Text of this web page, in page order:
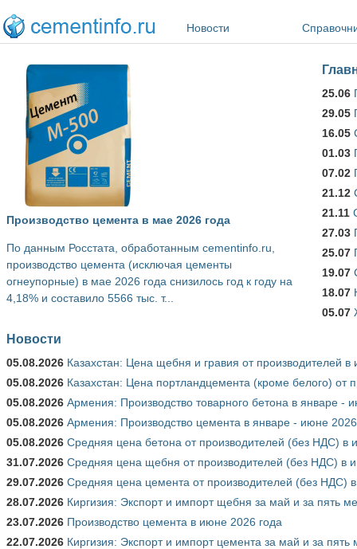
Новости
Производство цемента в мае 2026 года
По данным Росстата, обработанным cementinfo.ru,
производство цемента (исключая цементы
огнеупорные) в мае 2026 года снизилось год к году на
4,18% и составило 5566 тыс. т...
25.06
29.05
16.05
01.03
07.02
21.12
21.11
27.03
25.07
19.07
18.07
05.07
Новости
05.08.2026 Казахстан: Цена щебня и гравия от производителей в
05.08.2026 Казахстан: Цена портландцемента (кроме белого) от
05.08.2026 Армения: Производство товарного бетона в январе -
05.08.2026 Армения: Производство цемента в январе - июне
05.08.2026 Средняя цена бетона от производителей (без НДС) в
31.07.2026 Средняя цена щебня от производителей (без НДС) в
29.07.2026 Средняя цена цемента от производителей (без НДС)
28.07.2026 Киргизия: Экспорт и импорт щебня за май и за пять
23.07.2026 Производство цемента в июне 2026 года
22.07.2026 Киргизия: Экспорт и импорт цемента за май и за